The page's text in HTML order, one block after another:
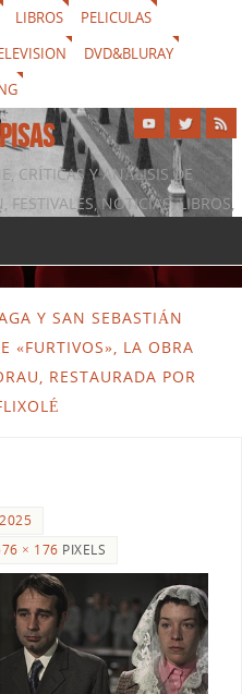
LIBROS
PELICULAS
DVD&BLURAY
CRÍTICAS Y ANÁLISIS DE
FESTIVALES, NOTICIAS, LIBROS,
TODO LO QUE RODEA AL
Y SAN SEBASTIÁN
«FURTIVOS», LA OBRA
RESTAURADA POR
× 176 PIXELS